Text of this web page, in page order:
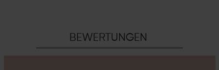
BEWERTUNGEN